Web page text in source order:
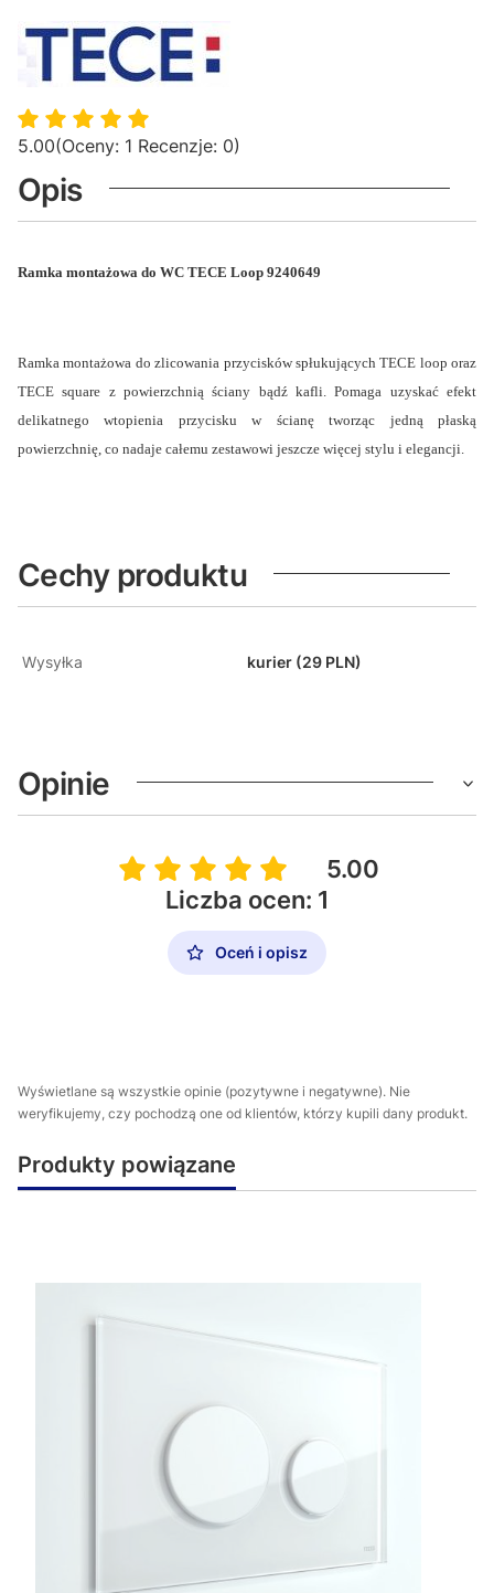
5.00(Oceny: 1 Recenzje: 0)
Opis
Ramka montażowa do WC TECE Loop 9240649
Ramka montażowa do zlicowania przycisków spłukujących TECE loop oraz
TECE square z powierzchnią ściany bądź kafli. Pomaga uzyskać efekt
delikatnego wtopienia przycisku w ścianę tworząc jedną płaską
powierzchnię, co nadaje całemu zestawowi jeszcze więcej stylu i elegancji.
Cechy produktu
Wysyłka kurier (29 PLN)
Opinie
5.00
Liczba ocen: 1
Oceń i opisz
Wyświetlane są wszystkie opinie (pozytywne i negatywne). Nie
weryfikujemy, czy pochodzą one od klientów, którzy kupili dany produkt.
Produkty powiązane